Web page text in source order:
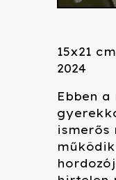
15x21
2024
Ebben
ismerős